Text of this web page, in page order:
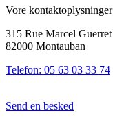
Vore kontaktoplysninger
315 Rue Marcel Guerret
82000 Montauban
Telefon: 05 63 03 33 74
Send en besked